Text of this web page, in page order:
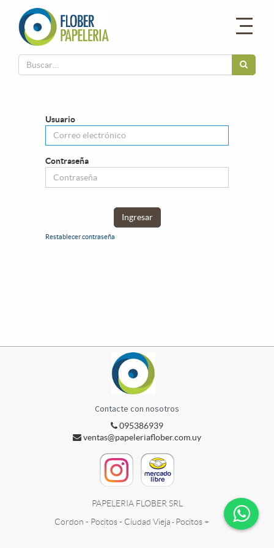
Usuario
Contraseña
Ingresar
Restablecer contraseña
Contacte con nosotros
095386939
ventas@papeleriaflober.com.uy
PAPELERIA FLOBER SRL
Cordon - Pocitos - Ciudad Vieja - Pocitos +